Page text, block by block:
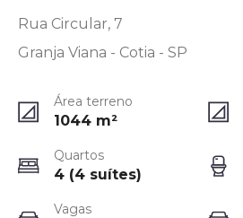
Rua Circular, 7
Granja Viana - Cotia - SP
Área terreno
1044 m²
Quartos
4 (4 suítes)
Vagas